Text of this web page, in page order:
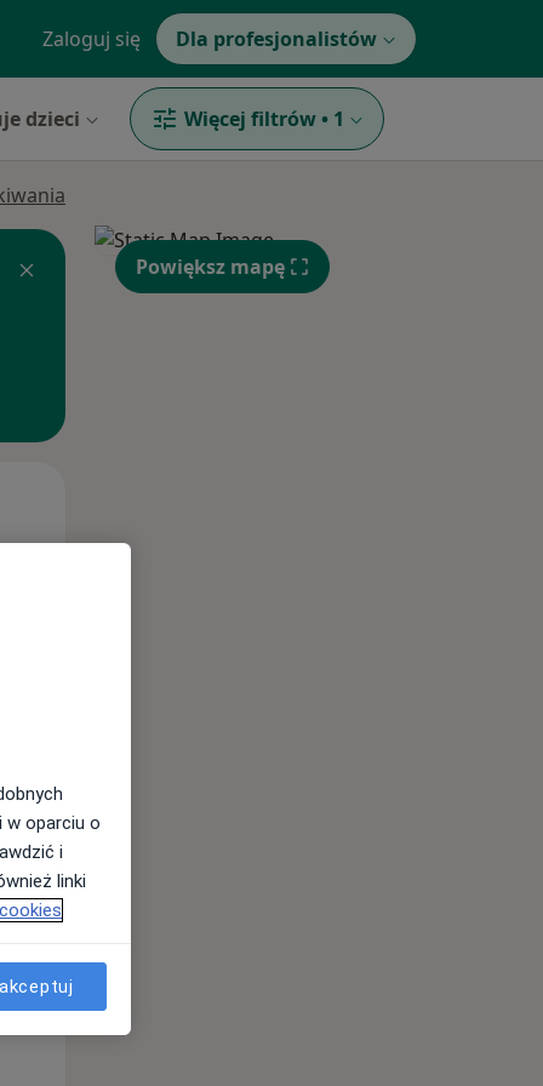
Zaloguj się Dla profesjonalistów
dzieci Więcej filtrów • 1
Pon,
10 Sie
Powiększ mapę
w oparciu o
i
linki